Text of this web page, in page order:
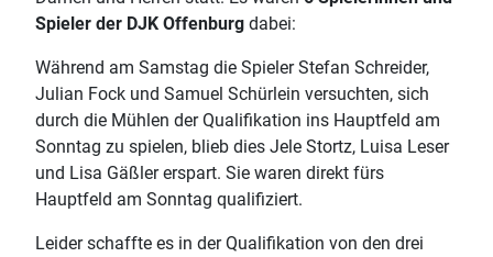
Spieler der DJK Offenburg dabei:
Während am Samstag die Spieler Stefan Schreider,
Julian Fock und Samuel Schürlein versuchten, sich
durch die Mühlen der Qualifikation ins Hauptfeld am
Sonntag zu spielen, blieb dies Jele Stortz, Luisa Leser
und Lisa Gäßler erspart. Sie waren direkt fürs
Hauptfeld am Sonntag qualifiziert.
Leider schaffte es in der Qualifikation von den drei